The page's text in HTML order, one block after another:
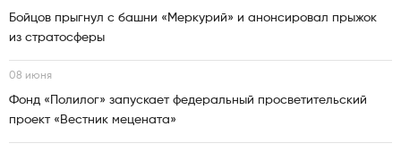
Бойцов прыгнул с башни «Меркурий» и анонсировал прыжок
из стратосферы
08 июня
Фонд «Полилог» запускает федеральный просветительский
проект «Вестник мецената»